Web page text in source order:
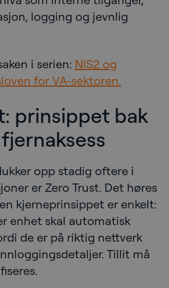
logging og jevnlig
i serien: NIS2 og
for VA-sektoren.
prinsippet bak
opp stadig oftere i
er Zero Trust. Det høres
kjerneprinsippet er enkelt:
enhet skal automatisk
de er på riktig nettverk
Tillit må